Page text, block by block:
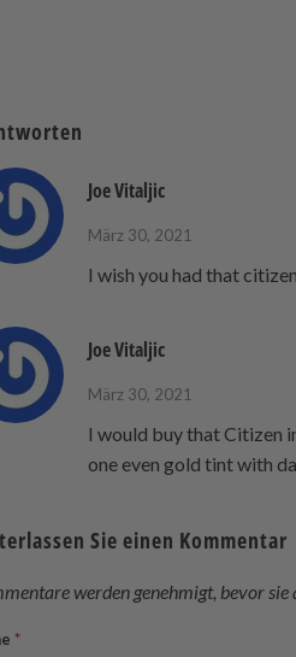
Joe Vitaljic
März 30, 2021
I wish you had that
Joe Vitaljic
März 30, 2021
I would buy that Citizen
one even gold tint with
Sie einen Kommentar
werden genehmigt, bevor sie
*